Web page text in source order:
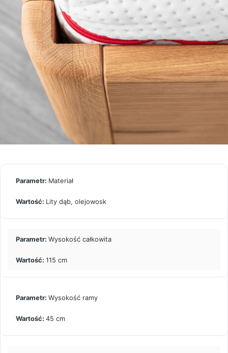
Materiał
Lity dąb, olejowosk
Wysokość całkowita
115 cm
Wysokość ramy
45 cm